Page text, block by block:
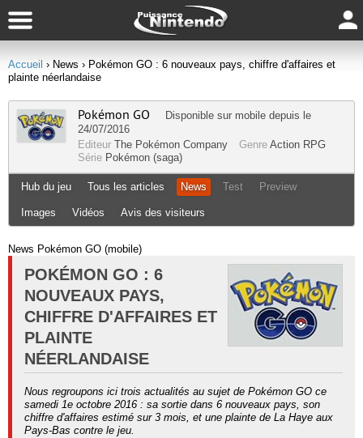
Accueil › News › Pokémon GO : 6 nouveaux pays, chiffre d'affaires et
plainte néerlandaise
Pokémon GO Disponible sur mobile depuis le
24/07/2016
Editeur The Pokémon Company Genre Action RPG
Série Pokémon (saga)
Hub du jeu Tous les articles News Test Preview
Images Vidéos Avis des visiteurs
News Pokémon GO (mobile)
POKÉMON GO : 6
NOUVEAUX PAYS,
CHIFFRE D'AFFAIRES ET
PLAINTE
NÉERLANDAISE
Nous regroupons ici trois actualités au sujet de Pokémon GO ce
samedi 1e octobre 2016 : sa sortie dans 6 nouveaux pays, son
chiffre d'affaires estimé sur 3 mois, et une plainte de La Haye aux
Pays-Bas contre le jeu.